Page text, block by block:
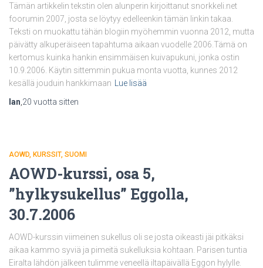
Tämän artikkelin tekstin olen alunperin kirjoittanut snorkkeli.net
foorumin 2007, josta se löytyy edelleenkin tämän linkin takaa.
Teksti on muokattu tähän blogiin myöhemmin vuonna 2012, mutta
päivätty alkuperäiseen tapahtuma aikaan vuodelle 2006.Tämä on
kertomus kuinka hankin ensimmäisen kuivapukuni, jonka ostin
10.9.2006. Käytin sittemmin pukua monta vuotta, kunnes 2012
kesällä jouduin hankkimaan
Lue lisää
Ian 20 vuotta sitten
AOWD KURSSIT SUOMI
AOWD-kurssi, osa 5,
”hylkysukellus” Eggolla,
30.7.2006
AOWD-kurssin viimeinen sukellus oli se josta oikeasti jäi pitkäksi
aikaa kammo syviä ja pimeitä sukelluksia kohtaan. Parisen tuntia
Eiralta lähdön jälkeen tulimme veneellä iltapäivällä Eggon hylylle.